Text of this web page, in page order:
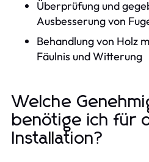
Überprüfung und
Ausbesserung von
Behandlung von Holz
Fäulnis und Witterung
Welche
benötige ich für
Installation?